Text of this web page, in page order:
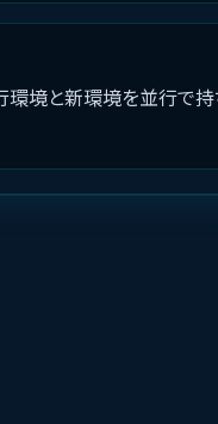
境と新環境を並行で持